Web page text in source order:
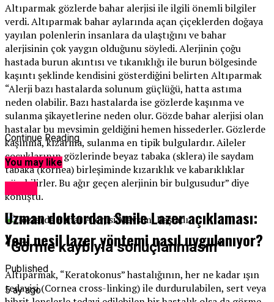
Altıparmak gözlerde bahar alerjisi ile ilgili önemli bilgiler
verdi. Altıparmak bahar aylarında açan çiçeklerden doğaya
yayılan polenlerin insanlara da ulaştığını ve bahar
alerjisinin çok yaygın olduğunu söyledi. Alerjinin çoğu
hastada burun akıntısı ve tıkanıklığı ile burun bölgesinde
kaşıntı şeklinde kendisini gösterdiğini belirten Altıparmak
“Alerji bazı hastalarda solunum güçlüğü, hatta astıma
neden olabilir. Bazı hastalarda ise gözlerde kaşınma ve
sulanma şikayetlerine neden olur. Gözde bahar alerjisi olan
hastalar bu mevsimin geldiğini hemen hissederler. Gözlerde
kaşınma, kızarma, sulanma en tipik bulgulardır. Aileler
çocuklarının gözlerinde beyaz tabaka (sklera) ile saydam
tabaka (kornea) birleşiminde kızarıklık ve kabarıklıklar
görebilirler. Bu ağır geçen alerjinin bir bulgusudur” diye
konuştu.
“Görme kaybıyla sonuçlanmasın”
Altıparmak, “Keratokonus” hastalığının, her ne kadar ışın
tedavisi (Cornea cross-linking) ile durdurulabilen, sert veya
Continue Reading
You may like
Uzman doktordan Smile Lazer açıklaması:
Yeni nesil lazer yöntemi nasıl uygulanıyor?
Published
5 ay ago